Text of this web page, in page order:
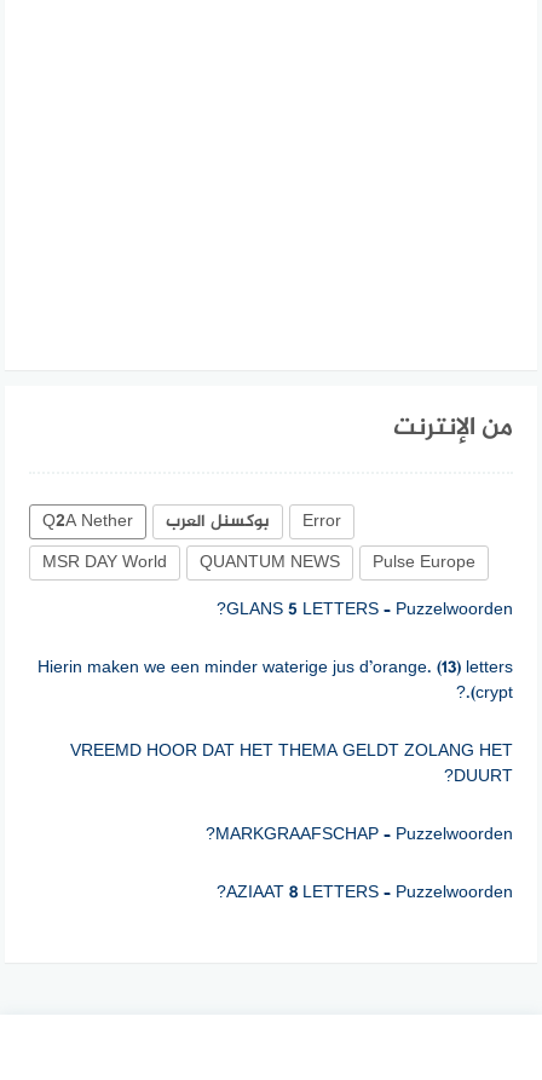
من الإنترنت
Q2A Nether بوكسنل العرب
Error
MSR DAY World
QUANTUM NEWS Pulse Europe
GLANS 5 LETTERS – Puzzelwoorden?
(crypt.?
DUURT?